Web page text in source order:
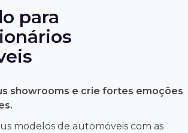
para
showrooms e crie fortes emoções
modelos de automóveis com as